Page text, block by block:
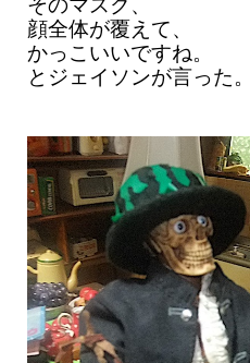
顔全体が覆えて、
かっこいいですね。
とジェイソンが言った。